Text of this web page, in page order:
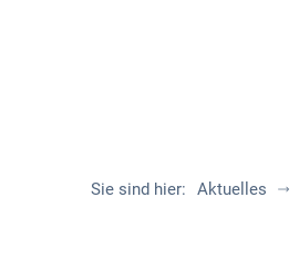
Sie sind hier: Aktuelles